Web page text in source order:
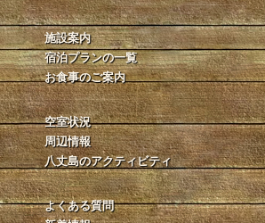
施設案内
宿泊プランの一覧
お食事のご案内
空室状況
周辺情報
八丈島のアクティビティ
よくある質問